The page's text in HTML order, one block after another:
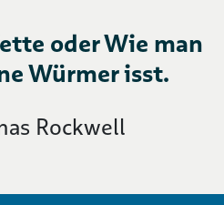
oder Wie man
Würmer isst.
Rockwell